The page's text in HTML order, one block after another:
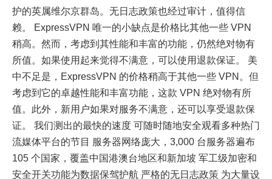
护的英属维尔京群岛。无日志政策也经过审计，值得信
赖。 ExpressVPN 唯一的小缺点是价格比其他一些 VPN
稍高。然而，考虑到其性能和丰富的功能，仍然绝对物有
所值。如果使用起来觉得不满意，可以使用退款保证。 美
中不足是，ExpressVPN 的价格稍高于其他一些 VPN。但
考虑到它的卓越性能和丰富功能，这款 VPN 绝对物有所
值。此外，新用户如果对服务不满意，还可以享受退款保
证。 我们测出的最快的速度 可随时随地安全观看多种热门
流媒体平台的节目 服务器网络庞大，3,000 台服务器遍布
105 个国家，覆盖中国港澳台地区和新加坡 军工级加密和
安全开关功能为数据保驾护航 严格的无日志政策 为大量设